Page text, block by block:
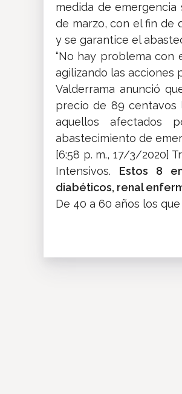
medida de
de marzo, con el fin de
y se garantice el
“No hay problema con
agilizando las acciones
Valderrama anunció
precio de 89 centavos
aquellos afectados
abastecimiento de
[6:58 p. m., 17/3/2020]
Intensivos. Estos 8
diabéticos, renal
De 40 a 60 años los